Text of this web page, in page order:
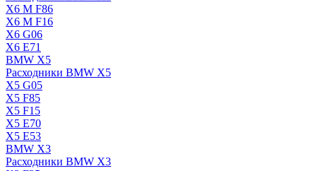
X6 M F86
X6 M F16
X6 G06
X6 E71
BMW X5
Расходники BMW X5
X5 G05
X5 F85
X5 F15
X5 E70
X5 E53
BMW X3
Расходники BMW X3